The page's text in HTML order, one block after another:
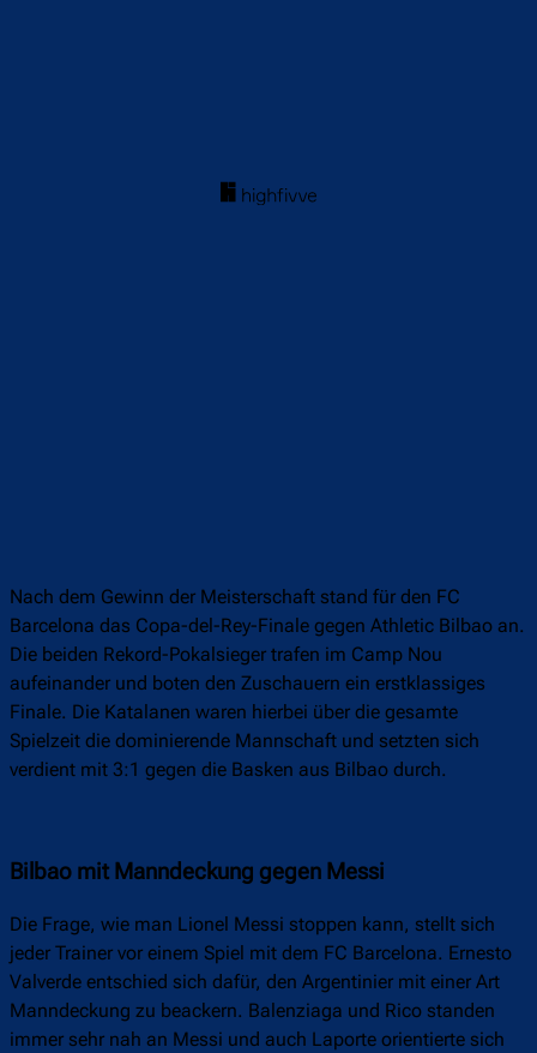
Nach dem Gewinn der Meisterschaft stand für den FC
Barcelona das Copa-del-Rey-Finale gegen Athletic Bilbao an.
Die beiden Rekord-Pokalsieger trafen im Camp Nou
aufeinander und boten den Zuschauern ein erstklassiges
Finale. Die Katalanen waren hierbei über die gesamte
Spielzeit die dominierende Mannschaft und setzten sich
verdient mit 3:1 gegen die Basken aus Bilbao durch.
Bilbao mit Manndeckung gegen Messi
Die Frage, wie man Lionel Messi stoppen kann, stellt sich
jeder Trainer vor einem Spiel mit dem FC Barcelona. Ernesto
Valverde entschied sich dafür, den Argentinier mit einer Art
Manndeckung zu beackern. Balenziaga und Rico standen
immer sehr nah an Messi und auch Laporte orientierte sich